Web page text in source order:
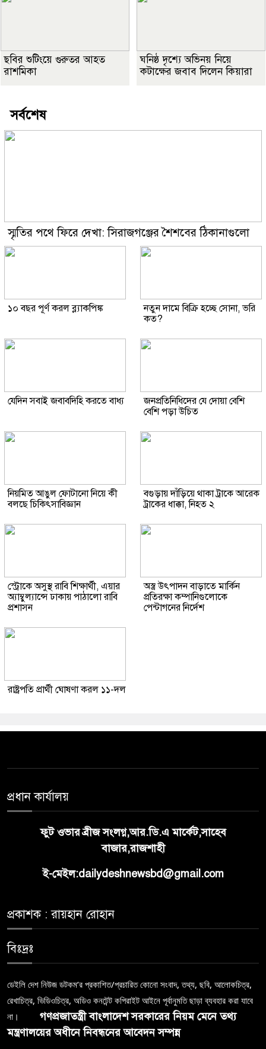
ছবির শুটিংয়ে গুরুতর আহত
রাশমিকা
ঘনিষ্ঠ দৃশ্যে অভিনয় নিয়ে
কটাক্ষের জবাব দিলেন কিয়ারা
সর্বশেষ
স্মৃতির পথে ফিরে দেখা: সিরাজগঞ্জের শৈশবের ঠিকানাগুলো
১০ বছর পূর্ণ করল ব্ল্যাকপিঙ্ক
নতুন দামে বিক্রি হচ্ছে সোনা, ভরি
কত?
যেদিন সবাই জবাবদিহি করতে বাধ্য
জনপ্রতিনিধিদের যে দোয়া বেশি
বেশি পড়া উচিত
নিয়মিত আঙুল ফোটানো নিয়ে কী
বলছে চিকিৎসাবিজ্ঞান
বগুড়ায় দাঁড়িয়ে থাকা ট্রাকে আরেক
ট্রাকের ধাক্কা, নিহত ২
স্ট্রোকে অসুস্থ রাবি শিক্ষার্থী, এয়ার
অ্যাম্বুল্যান্সে ঢাকায় পাঠালো রাবি
প্রশাসন
অস্ত্র উৎপাদন বাড়াতে মার্কিন
প্রতিরক্ষা কম্পানিগুলোকে
পেন্টাগনের নির্দেশ
রাষ্ট্রপতি প্রার্থী ঘোষণা করল ১১-দল
প্রধান কার্যালয়
ফুট ওভার ব্রীজ সংলগ্ন,আর.ডি.এ মার্কেট,সাহেব
বাজার,রাজশাহী
ই-মেইল:dailydeshnewsbd@gmail.com
প্রকাশক : রায়হান রোহান
বিঃদ্রঃ
ডেইলি দেশ নিউজ ডটকম’র প্রকাশিত/প্রচারিত কোনো সংবাদ, তথ্য, ছবি, আলোকচিত্র,
রেখাচিত্র, ভিডিওচিত্র, অডিও কনটেন্ট কপিরাইট আইনে পূর্বানুমতি ছাড়া ব্যবহার করা যাবে
না।
গণপ্রজাতন্ত্রী বাংলাদেশ সরকারের নিয়ম মেনে তথ্য
মন্ত্রণালয়ের অধীনে নিবন্ধনের আবেদন সম্পন্ন